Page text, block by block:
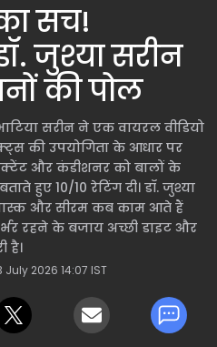
सच!
जुश्या सरीन
की पोल
सरीन ने एक वायरल वीडियो
की उपयोगिता के आधार पर
और कंडीशनर को बालों के
हुए 10/10 रेटिंग दी। डॉ. जुश्या
और सीरम कब काम आते हैं
रहने के बजाय अच्छी डाइट और
है।
2026 14:07 IST